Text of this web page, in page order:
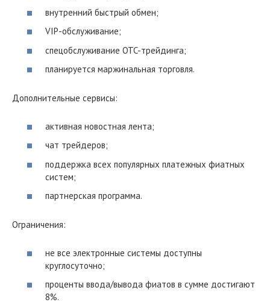
внутренний быстрый обмен;
VIP-обслуживание;
спецобслуживание OTC-трейдинга;
планируется маржинальная торговля.
Дополнительные сервисы:
активная новостная лента;
чат трейдеров;
поддержка всех популярных платежных фиатных
систем;
партнерская программа.
Ограничения:
не все электронные системы доступны
круглосуточно;
проценты ввода/вывода фиатов в сумме достигают
8%.